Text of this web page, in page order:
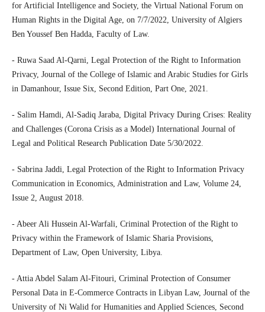
for Artificial Intelligence and Society, the Virtual National Forum on
Human Rights in the Digital Age, on 7/7/2022, University of Algiers
Ben Youssef Ben Hadda, Faculty of Law.
- Ruwa Saad Al-Qarni, Legal Protection of the Right to Information
Privacy, Journal of the College of Islamic and Arabic Studies for Girls
in Damanhour, Issue Six, Second Edition, Part One, 2021.
- Salim Hamdi, Al-Sadiq Jaraba, Digital Privacy During Crises: Reality
and Challenges (Corona Crisis as a Model) International Journal of
Legal and Political Research Publication Date 5/30/2022.
- Sabrina Jaddi, Legal Protection of the Right to Information Privacy
Communication in Economics, Administration and Law, Volume 24,
Issue 2, August 2018.
- Abeer Ali Hussein Al-Warfali, Criminal Protection of the Right to
Privacy within the Framework of Islamic Sharia Provisions,
Department of Law, Open University, Libya.
- Attia Abdel Salam Al-Fitouri, Criminal Protection of Consumer
Personal Data in E-Commerce Contracts in Libyan Law, Journal of the
University of Ni Walid for Humanities and Applied Sciences, Second